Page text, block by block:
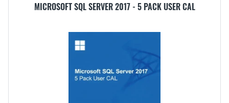
MICROSOFT SQL SERVER 2017 - 5 PACK USER CAL